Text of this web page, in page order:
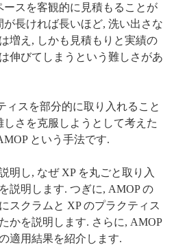
スを客観的に見積もることが
長ければ長いほど, 洗い出さな
増え, しかも見積もりと実績の
伸びてしまうという難しさがあ
ィスを部分的に取り入れること
しさを克服しようとして考えた
という手法です.
明し, なぜ XP を丸ごと取り入
説明します. つぎに, AMOP の
スクラムと XP のプラクティス
かを説明します. さらに, AMOP
適用結果を紹介します.